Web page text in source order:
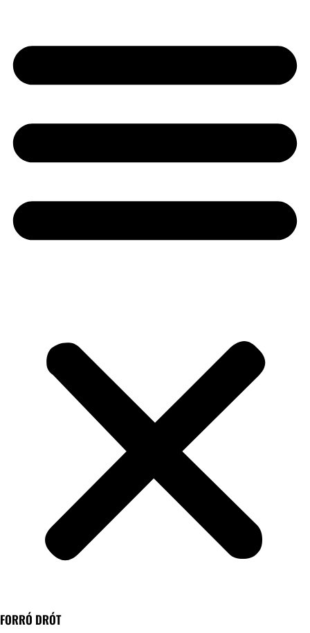
FORRÓ DRÓT